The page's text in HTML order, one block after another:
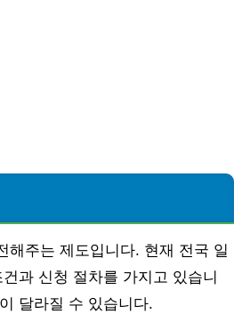
해주는 제도입니다. 현재 전국 일
과 신청 절차를 가지고 있습니
달라질 수 있습니다.